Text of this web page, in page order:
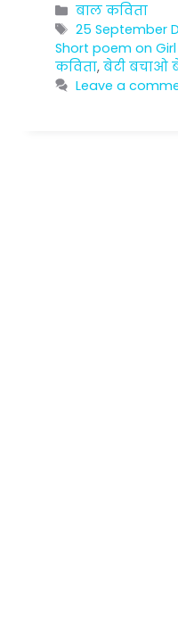
Categories
बाल कविता
Tags
25 September
Short poem on
कविता, बेटी बचाओ
Leave a